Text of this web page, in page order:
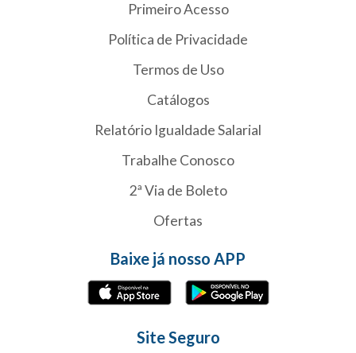
Primeiro Acesso
Política de Privacidade
Termos de Uso
Catálogos
Relatório Igualdade Salarial
Trabalhe Conosco
2ª Via de Boleto
Ofertas
Baixe já nosso APP
Site Seguro